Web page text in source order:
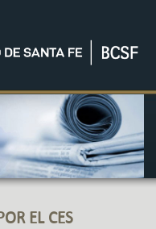
EL CES